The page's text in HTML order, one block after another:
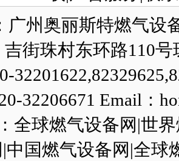
广州奥丽斯特燃气设
吉街珠村东环路110号
32206671 Email：
全球燃气设备网|世
中国燃气设备网|全球